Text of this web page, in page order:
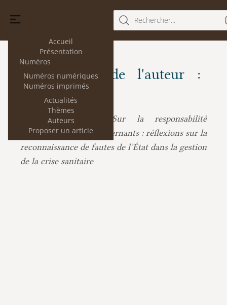
Accueil
Présentation
Numéros
Numéros numériques
Numéros imprimés
Actualités
Thèmes
Auteurs
Proposer un article
Rechercher...
Les articles de l'auteur :
Élodie Saillant
Élodie Saillant :
Sur la responsabilité
administrative des gouvernants : réflexions sur la
reconnaissance de fautes de l’État dans la gestion
de la crise sanitaire